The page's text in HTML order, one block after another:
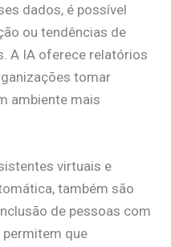
dados, é possível
ou tendências de
A IA oferece relatórios
tomar
ambiente mais
virtuais e
também são
de pessoas com
que